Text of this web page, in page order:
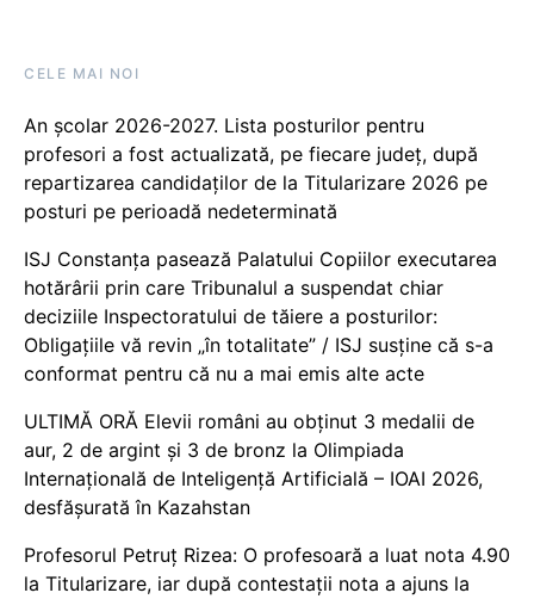
CELE MAI NOI
An școlar 2026-2027. Lista posturilor pentru
profesori a fost actualizată, pe fiecare județ, după
repartizarea candidaților de la Titularizare 2026 pe
posturi pe perioadă nedeterminată
ISJ Constanța pasează Palatului Copiilor executarea
hotărârii prin care Tribunalul a suspendat chiar
deciziile Inspectoratului de tăiere a posturilor:
Obligațiile vă revin „în totalitate” / ISJ susține că s-a
conformat pentru că nu a mai emis alte acte
ULTIMĂ ORĂ Elevii români au obținut 3 medalii de
aur, 2 de argint și 3 de bronz la Olimpiada
Internațională de Inteligență Artificială – IOAI 2026,
desfășurată în Kazahstan
Profesorul Petruț Rizea: O profesoară a luat nota 4.90
la Titularizare, iar după contestații nota a ajuns la